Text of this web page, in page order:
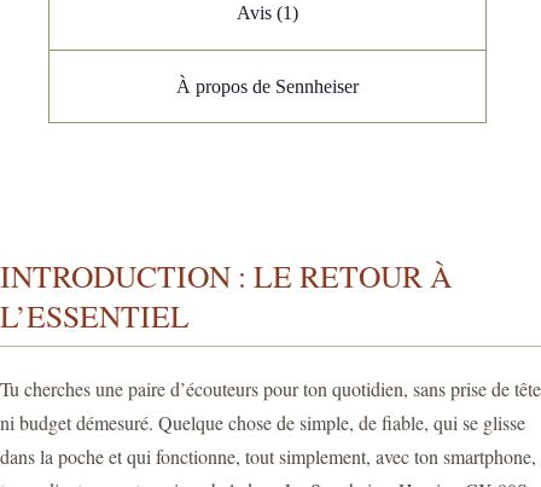
Avis (1)
À propos de Sennheiser
INTRODUCTION : LE RETOUR À
L’ESSENTIEL
Tu cherches une paire d’écouteurs pour ton quotidien, sans prise de tête
ni budget démesuré. Quelque chose de simple, de fiable, qui se glisse
dans la poche et qui fonctionne, tout simplement, avec ton smartphone,